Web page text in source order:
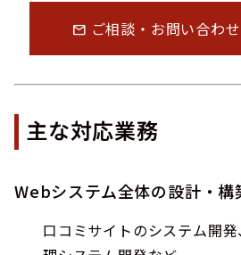
mail ご相談・お問い合わ
主な対応業務
Webシステム全体の設計・構
口コミサイトのシステム開